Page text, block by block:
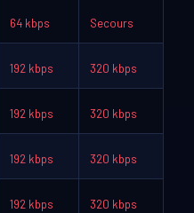
64 kbps Secours
192 kbps 320 kbps
192 kbps 320 kbps
192 kbps 320 kbps
192 kbps 320 kbps